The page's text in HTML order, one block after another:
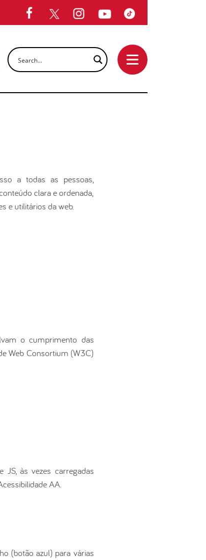
a todas as pessoas,
clara e ordenada,
e utilitários da web.
o cumprimento das
Web Consortium (W3C)
JS, às vezes carregadas
AA.
(botão azul) para várias